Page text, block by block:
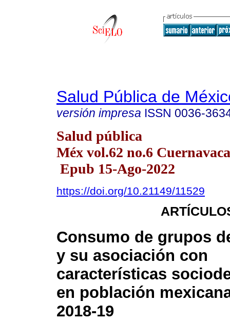
Salud Pública de
versión impresa ISSN 0036-
Salud pública
Méx vol.62 no.6
Epub 15-Ago-2022
https://doi.org/10.21149/11529
Consumo de grupos
y su asociación con
características
en población
2018-19